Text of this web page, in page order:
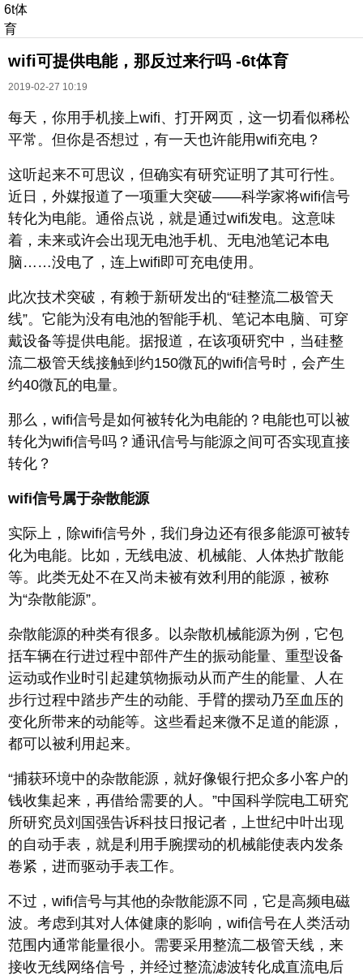
6t体
育
wifi可提供电能，那反过来行吗 -6t体育
2019-02-27 10:19
每天，你用手机接上wifi、打开网页，这一切看似稀松
平常。但你是否想过，有一天也许能用wifi充电？
这听起来不可思议，但确实有研究证明了其可行性。
近日，外媒报道了一项重大突破——科学家将wifi信号
转化为电能。通俗点说，就是通过wifi发电。这意味
着，未来或许会出现无电池手机、无电池笔记本电
脑……没电了，连上wifi即可充电使用。
此次技术突破，有赖于新研发出的“硅整流二极管天
线”。它能为没有电池的智能手机、笔记本电脑、可穿
戴设备等提供电能。据报道，在该项研究中，当硅整
流二极管天线接触到约150微瓦的wifi信号时，会产生
约40微瓦的电量。
那么，wifi信号是如何被转化为电能的？电能也可以被
转化为wifi信号吗？通讯信号与能源之间可否实现直接
转化？
wifi信号属于杂散能源
实际上，除wifi信号外，我们身边还有很多能源可被转
化为电能。比如，无线电波、机械能、人体热扩散能
等。此类无处不在又尚未被有效利用的能源，被称
为“杂散能源”。
杂散能源的种类有很多。以杂散机械能源为例，它包
括车辆在行进过程中部件产生的振动能量、重型设备
运动或作业时引起建筑物振动从而产生的能量、人在
步行过程中踏步产生的动能、手臂的摆动乃至血压的
变化所带来的动能等。这些看起来微不足道的能源，
都可以被利用起来。
“捕获环境中的杂散能源，就好像银行把众多小客户的
钱收集起来，再借给需要的人。”中国科学院电工研究
所研究员刘国强告诉科技日报记者，上世纪中叶出现
的自动手表，就是利用手腕摆动的机械能使表内发条
卷紧，进而驱动手表工作。
不过，wifi信号与其他的杂散能源不同，它是高频电磁
波。考虑到其对人体健康的影响，wifi信号在人类活动
范围内通常能量很小。需要采用整流二极管天线，来
接收无线网络信号，并经过整流滤波转化成直流电后
长按识别二维码